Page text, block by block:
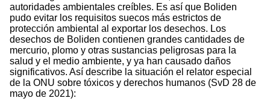
autoridades ambientales creíbles. Es así que Boliden
pudo evitar los requisitos suecos más estrictos de
protección ambiental al exportar los desechos. Los
desechos de Boliden contienen grandes cantidades de
mercurio, plomo y otras sustancias peligrosas para la
salud y el medio ambiente, y ya han causado daños
significativos. Así describe la situación el relator especial
de la ONU sobre tóxicos y derechos humanos (SvD 28 de
mayo de 2021):